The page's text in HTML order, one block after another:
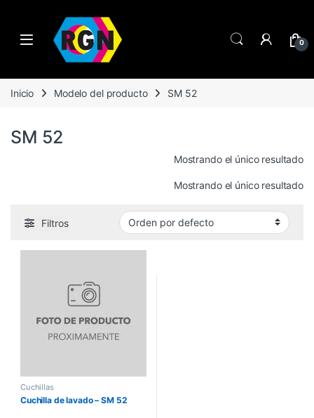
Open 0
Inicio Modelo del producto SM 52
SM 52
Mostrando el único resultado
Mostrando el único resultado
Filtros
Cuchillas
Cuchilla de lavado – SM 52